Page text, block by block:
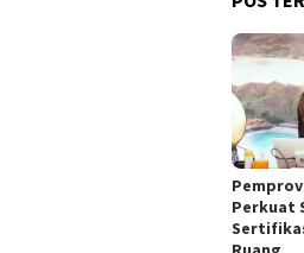
Pemprov
Perkuat